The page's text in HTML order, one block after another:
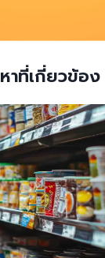
าที่เกี่ยวข้อง